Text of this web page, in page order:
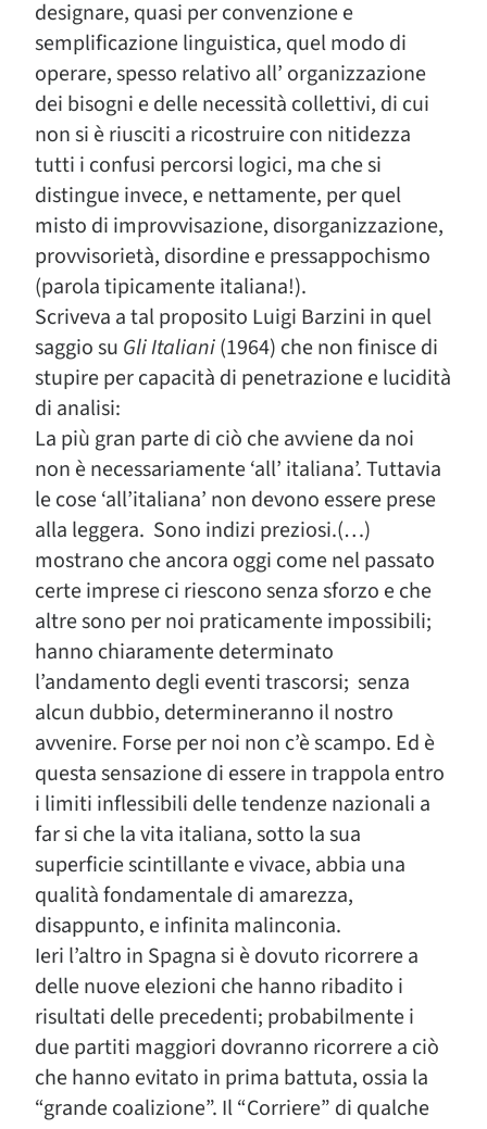
designare, quasi per convenzione e
semplificazione linguistica, quel modo di
operare, spesso relativo all’ organizzazione
dei bisogni e delle necessità collettivi, di cui
non si è riusciti a ricostruire con nitidezza
tutti i confusi percorsi logici, ma che si
distingue invece, e nettamente, per quel
misto di improvvisazione, disorganizzazione,
provvisorietà, disordine e pressappochismo
(parola tipicamente italiana!).
Scriveva a tal proposito Luigi Barzini in quel
saggio su Gli Italiani(1964) che non finisce di
stupire per capacità di penetrazione e lucidità
di analisi:
La più gran parte di ciò che avviene da noi
non è necessariamente ‘all’ italiana’. Tuttavia
le cose ‘all’italiana’ non devono essere prese
alla leggera. Sono indizi preziosi.(…)
mostrano che ancora oggi come nel passato
certe imprese ci riescono senza sforzo e che
altre sono per noi praticamente impossibili;
hanno chiaramente determinato
l’andamento degli eventi trascorsi; senza
alcun dubbio, determineranno il nostro
avvenire. Forse per noi non c’è scampo. Ed è
questa sensazione di essere in trappola entro
i limiti inflessibili delle tendenze nazionali a
far si che la vita italiana, sotto la sua
superficie scintillante e vivace, abbia una
qualità fondamentale di amarezza,
disappunto, e infinita malinconia.
Ieri l’altro in Spagna si è dovuto ricorrere a
delle nuove elezioni che hanno ribadito i
risultati delle precedenti; probabilmente i
due partiti maggiori dovranno ricorrere a ciò
che hanno evitato in prima battuta, ossia la
“grande coalizione”. Il “Corriere” di qualche